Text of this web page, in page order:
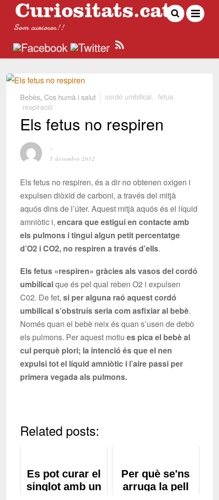
Som curiosos!!
Bebès ,Cos humà i salut cordó umbilical fetus
respiració
Els fetus no respiren
⋅
5 desembre 2012
Els fetus no respiren, és a dir no obtenen oxigen i
expulsen diòxid de carboni, a través del mitjà
aquós dins de l’úter. Aquest mitjà aquós és el líquid
amniòtic i,encara que estigui en contacte amb
els pulmons i tingui algun petit percentatge
d’O2 i CO2, no respiren a través d’ells.
Els fetus «respiren» gràcies als vasos del cordó
umbilicalque és pel qual reben O2 i expulsen
C02. De fet,si per alguna raó aquest cordó
umbilical s’obstruís seria com asfixiar al bebè.
Només quan el bebè neix és quan s’usen de debò
els pulmons. Per aquest motiu es pica el bebè al
cul perquè plori; la intenció és que el nen
expulsi tot el líquid amniòtic i l’aire passi per
primera vegada als pulmons.
Related posts:
Es pot curar el
singlot amb un
Per què se'ns
arruga la pell